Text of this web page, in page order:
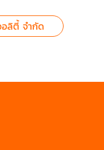
ลิตี้ จำกัด